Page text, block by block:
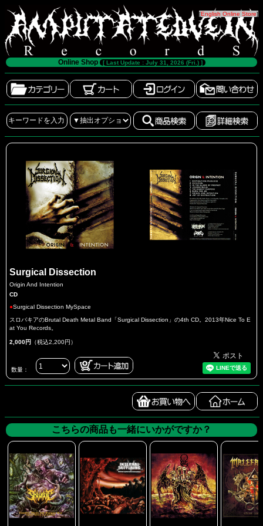
[English Online Store]
Online Shop [ Last Update : July 31, 2026 (Fri.) ]
Surgical Dissection
Origin And Intention
CD
●Surgical Dissection MySpace
スロバキアのBrutal Death Metal Band「Surgical Dissection」の4th CD。2013年Nice To E
at You Records。
2,000円 （税込2,200円）
数量：
こちらの商品も一緒にいかがですか？